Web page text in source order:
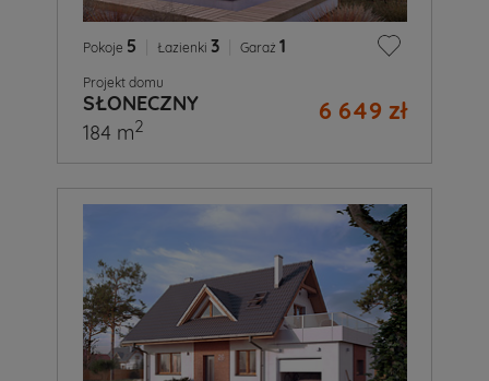
Pokoje 5 Łazienki 3 Garaż 1
Projekt domu
SŁONECZNY 6 649 zł
184 m2